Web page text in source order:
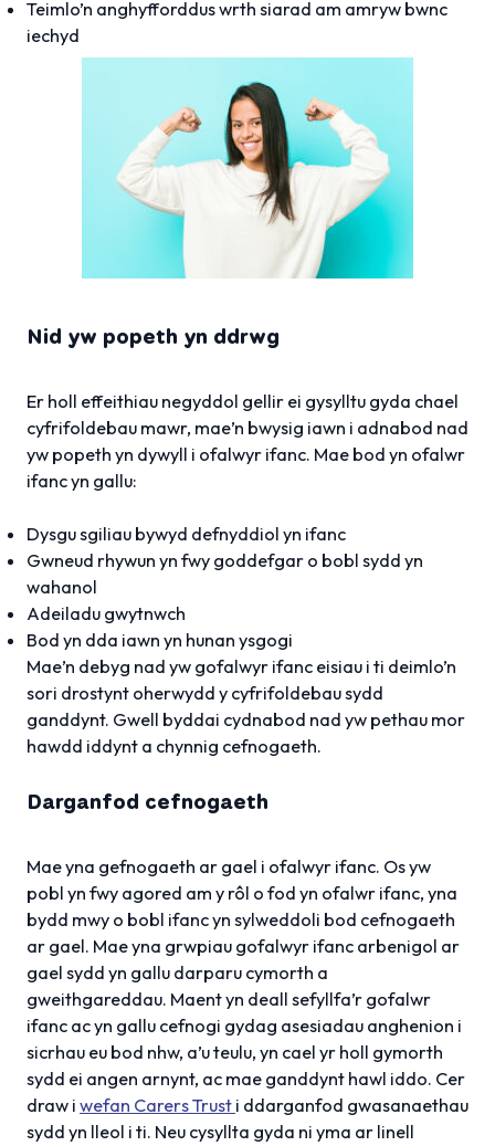
Teimlo’n anghyfforddus wrth siarad am amryw bwnc
iechyd
Nid yw popeth yn ddrwg
Er holl effeithiau negyddol gellir ei gysylltu gyda chael
cyfrifoldebau mawr, mae’n bwysig iawn i adnabod nad
yw popeth yn dywyll i ofalwyr ifanc. Mae bod yn ofalwr
ifanc yn gallu:
Dysgu sgiliau bywyd defnyddiol yn ifanc
Gwneud rhywun yn fwy goddefgar o bobl sydd yn
wahanol
Adeiladu gwytnwch
Bod yn dda iawn yn hunan ysgogi
Mae’n debyg nad yw gofalwyr ifanc eisiau i ti deimlo’n
sori drostynt oherwydd y cyfrifoldebau sydd
ganddynt. Gwell byddai cydnabod nad yw pethau mor
hawdd iddynt a chynnig cefnogaeth.
Darganfod cefnogaeth
Mae yna gefnogaeth ar gael i ofalwyr ifanc. Os yw
pobl yn fwy agored am y rôl o fod yn ofalwr ifanc, yna
bydd mwy o bobl ifanc yn sylweddoli bod cefnogaeth
ar gael. Mae yna grwpiau gofalwyr ifanc arbenigol ar
gael sydd yn gallu darparu cymorth a
gweithgareddau. Maent yn deall sefyllfa’r gofalwr
ifanc ac yn gallu cefnogi gydag asesiadau anghenion i
sicrhau eu bod nhw, a’u teulu, yn cael yr holl gymorth
sydd ei angen arnynt, ac mae ganddynt hawl iddo. Cer
draw i wefan Carers Trust i ddarganfod gwasanaethau
sydd yn lleol i ti. Neu cysyllta gyda ni yma ar linell